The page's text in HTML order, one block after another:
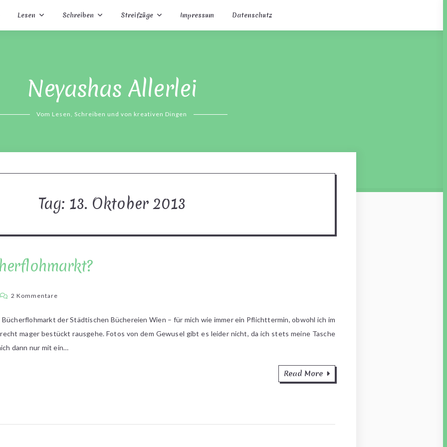
Neyashas Allerlei
Vom Lesen, Schreiben und von kreativen Dingen
Lesen Schreiben Streifzüge Impressum Datenschutz
Tag: 13. Oktober 2013
2 Kommentare
Bücherflohmarkt?
der Städtischen Büchereien Wien – für mich wie immer ein Pflichttermin, obwohl ich im
mager bestückt rausgehe. Fotos von dem Gewusel gibt es leider nicht, da ich stets meine Tasche
dann nur mit ein…
Read More